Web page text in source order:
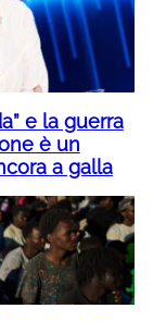
e la guerra
è un
a galla